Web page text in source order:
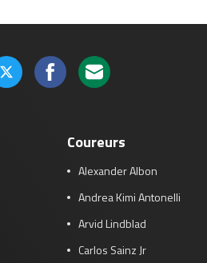
Coureurs
Alexander Albon
Andrea Kimi Antonelli
Arvid Lindblad
Carlos Sainz Jr